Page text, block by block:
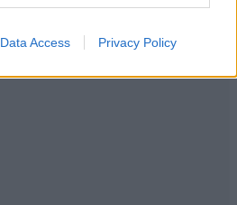
Data Access Privacy Policy